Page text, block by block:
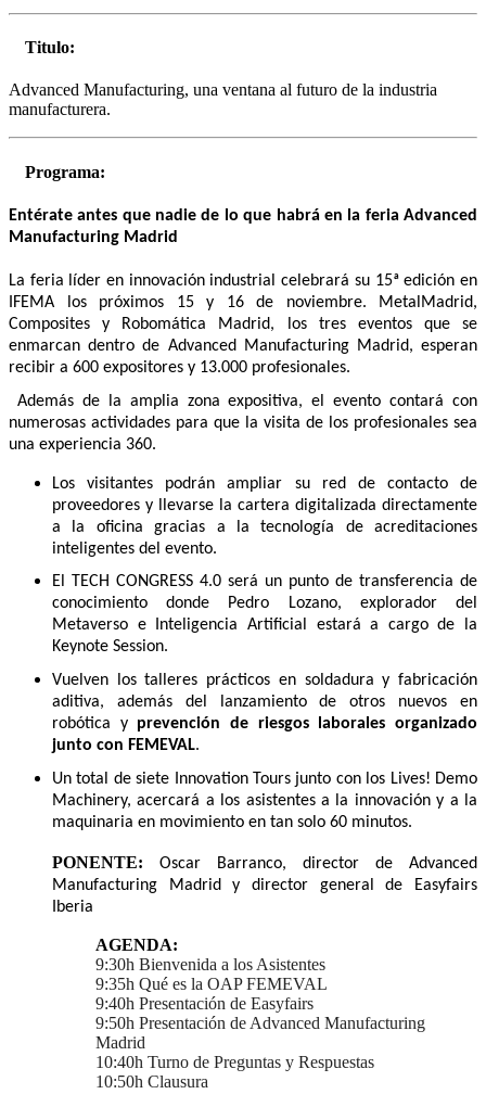
Titulo:
Advanced Manufacturing, una ventana al futuro de la industria
manufacturera.
Programa:
Entérate antes que nadie de lo que habrá en la feria Advanced
Manufacturing Madrid
La feria líder en innovación industrial celebrará su 15ª edición en
IFEMA los próximos 15 y 16 de noviembre. MetalMadrid,
Composites y Robomática Madrid, los tres eventos que se
enmarcan dentro de Advanced Manufacturing Madrid, esperan
recibir a 600 expositores y 13.000 profesionales.
Además de la amplia zona expositiva, el evento contará con
numerosas actividades para que la visita de los profesionales sea
una experiencia 360.
Los visitantes podrán ampliar su red de contacto de
proveedores y llevarse la cartera digitalizada directamente
a la oficina gracias a la tecnología de acreditaciones
inteligentes del evento.
El TECH CONGRESS 4.0 será un punto de transferencia de
conocimiento donde Pedro Lozano, explorador del
Metaverso e Inteligencia Artificial estará a cargo de la
Keynote Session.
Vuelven los talleres prácticos en soldadura y fabricación
aditiva, además del lanzamiento de otros nuevos en
robótica y prevención de riesgos laborales organizado
junto con FEMEVAL.
Un total de siete Innovation Tours junto con los Lives! Demo
Machinery, acercará a los asistentes a la innovación y a la
maquinaria en movimiento en tan solo 60 minutos.
PONENTE: Oscar Barranco, director de Advanced
Manufacturing Madrid y director general de Easyfairs
Iberia
AGENDA:
9:30h Bienvenida a los Asistentes
9:35h Qué es la OAP FEMEVAL
9:40h Presentación de Easyfairs
9:50h Presentación de Advanced Manufacturing
Madrid
10:40h Turno de Preguntas y Respuestas
10:50h Clausura